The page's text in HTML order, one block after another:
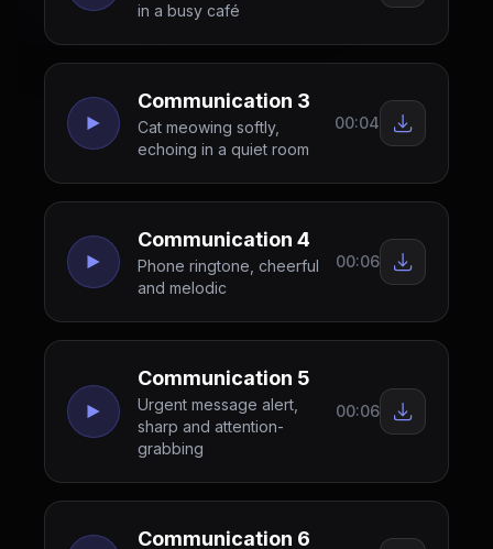
in a busy café
Communication 3
Cat meowing softly,
echoing in a quiet room
00:04
Communication 4
Phone ringtone, cheerful
and melodic
00:06
Communication 5
Urgent message alert,
sharp and attention-
grabbing
00:06
Communication 6